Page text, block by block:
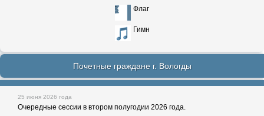
Флаг
Гимн
Почетные граждане г. Вологды
25 июня 2026 года
Очередные сессии в втором полугодии 2026 года.